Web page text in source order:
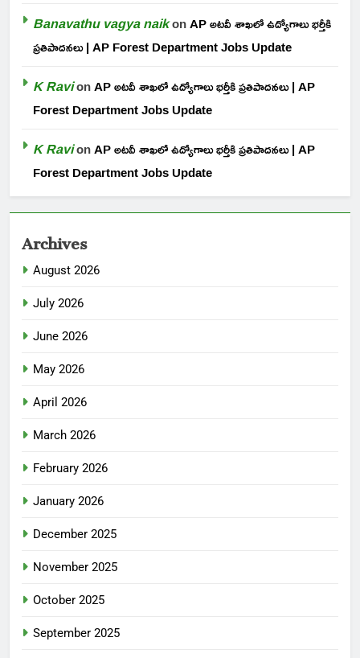
Banavathu vagya naikonAP అటవీ శాఖలో ఉద్యోగాలు భర్తీకి
ప్రతిపాదనలు | AP Forest Department Jobs Update
K RavionAP అటవీ శాఖలో ఉద్యోగాలు భర్తీకి ప్రతిపాదనలు | AP
Forest Department Jobs Update
K RavionAP అటవీ శాఖలో ఉద్యోగాలు భర్తీకి ప్రతిపాదనలు | AP
Forest Department Jobs Update
Archives
August 2026
July 2026
June 2026
May 2026
April 2026
March 2026
February 2026
January 2026
December 2025
November 2025
October 2025
September 2025